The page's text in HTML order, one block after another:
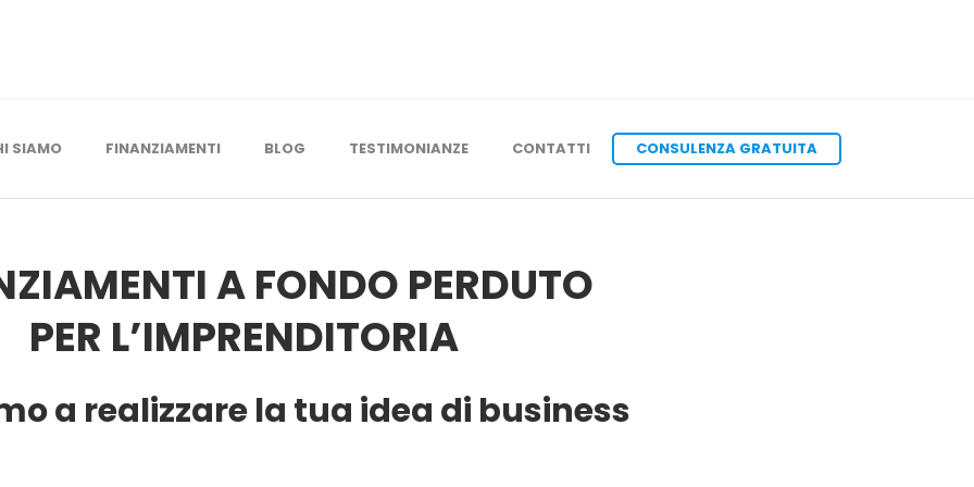
SIAMO FINANZIAMENTI BLOG TESTIMONIANZE CONTATTI CONSULENZA GRATUITA
A FONDO PERDUTO
PER L’IMPRENDITORIA
a realizzare la tua idea di business